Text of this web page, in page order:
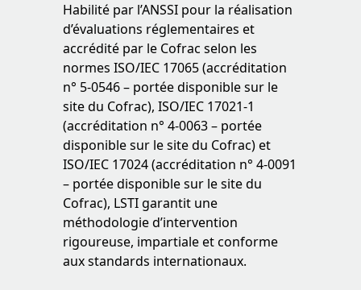
Habilité par l’ANSSI pour la réalisation
d’évaluations réglementaires et
accrédité par le Cofrac selon les
normes ISO/IEC 17065 (accréditation
n° 5-0546 – portée disponible sur le
site du Cofrac), ISO/IEC 17021-1
(accréditation n° 4-0063 – portée
disponible sur le site du Cofrac) et
ISO/IEC 17024 (accréditation n° 4-0091
– portée disponible sur le site du
Cofrac), LSTI garantit une
méthodologie d’intervention
rigoureuse, impartiale et conforme
aux standards internationaux.